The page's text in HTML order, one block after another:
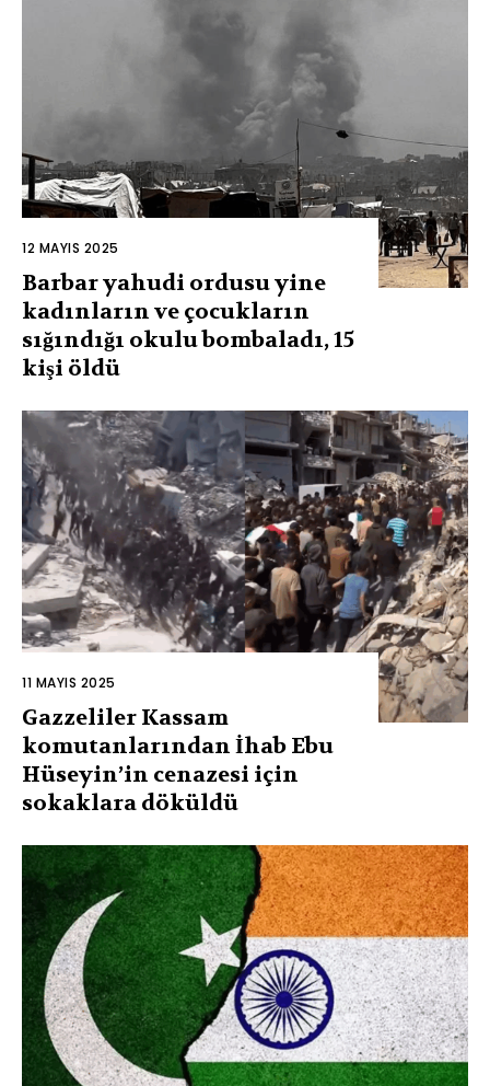
12 MAYIS 2025
Barbar yahudi ordusu yine
kadınların ve çocukların
sığındığı okulu bombaladı, 15
kişi öldü
11 MAYIS 2025
Gazzeliler Kassam
komutanlarından İhab Ebu
Hüseyin’in cenazesi için
sokaklara döküldü